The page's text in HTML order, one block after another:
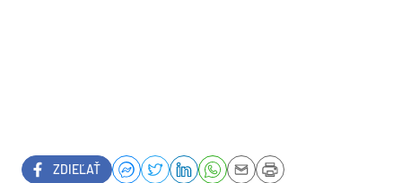
ZDIEĽAŤ